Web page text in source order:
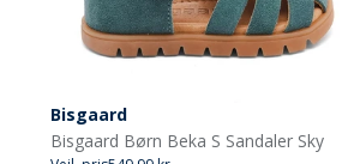
Bisgaard
Bisgaard Børn Beka S Sandaler Sky